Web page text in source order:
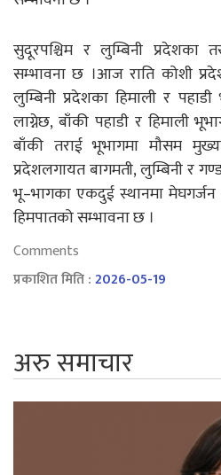
सुदूरपश्चिम र लुम्बिनी प्रदेशका
सम्भावना छ ।आज राति कोशी
लुम्बिनी प्रदेशका हिमाली र
लाग्नेछ, बाँकी पहाडी र हिमाली
बाँकी तराई भूभागमा मौसम
प्रदेशलगायत बागमती, लुम्बिनी र
भू–भागका एकदुई स्थानमा मेघगर्जन
हिमपातको सम्भावना छ ।
Comments
प्रकाशित मिति :2026-05-19
अरु समाचार